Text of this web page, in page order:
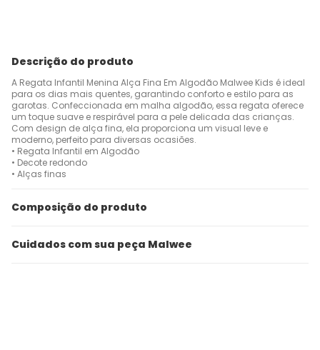
Descrição do produto
A Regata Infantil Menina Alça Fina Em Algodão Malwee Kids é ideal
para os dias mais quentes, garantindo conforto e estilo para as
garotas. Confeccionada em malha algodão, essa regata oferece
um toque suave e respirável para a pele delicada das crianças.
Com design de alça fina, ela proporciona um visual leve e
moderno, perfeito para diversas ocasiões.
• Regata Infantil em Algodão
• Decote redondo
• Alças finas
Composição do produto
Cuidados com sua peça Malwee